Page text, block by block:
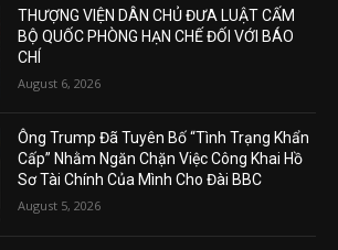
THƯỢNG VIỆN DÂN CHỦ ĐƯA LUẬT CẤM
BỘ QUỐC PHÒNG HẠN CHẾ ĐỐI VỚI BÁO
CHÍ
August 6, 2026
Ông Trump Đã Tuyên Bố “Tình Trạng Khẩn
Cấp” Nhằm Ngăn Chặn Việc Công Khai Hồ
Sơ Tài Chính Của Mình Cho Đài BBC
August 5, 2026